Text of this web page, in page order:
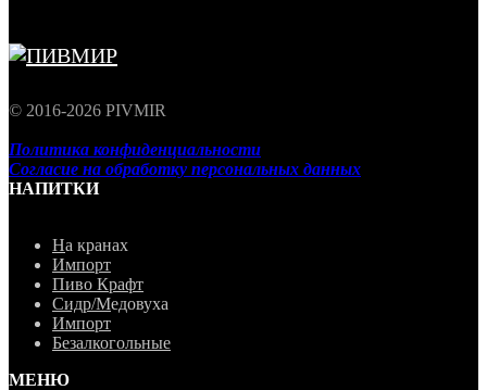
© 2016-2026 PIVMIR
Политика конфиденциальности
Согласие на обработку персональных данных
НАПИТКИ
На кранах
Импорт
Пиво Крафт
Сидр/Медовуха
Импорт
Безалкогольные
МЕНЮ